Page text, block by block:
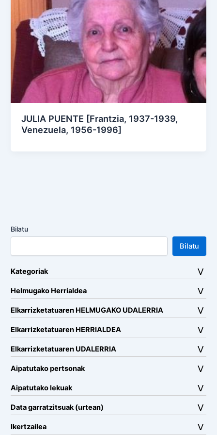
JULIA PUENTE [Frantzia, 1937-1939,
Venezuela, 1956-1996]
Bilatu
Bilatu
Kategoriak
Helmugako Herrialdea
Elkarrizketatuaren HELMUGAKO UDALERRIA
Elkarrizketatuaren HERRIALDEA
Elkarrizketatuaren UDALERRIA
Aipatutako pertsonak
Aipatutako lekuak
Data garratzitsuak (urtean)
Ikertzailea